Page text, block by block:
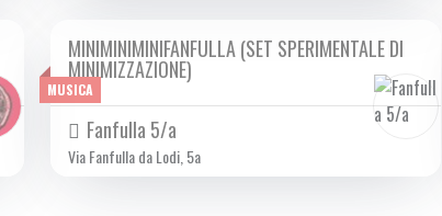
MUSICA
DOM 03/12 2023
MINIMINIMINIFANFULLA (SET SPERIMENTALE DI
MINIMIZZAZIONE)
Fanfulla 5/a
Via Fanfulla da Lodi, 5a